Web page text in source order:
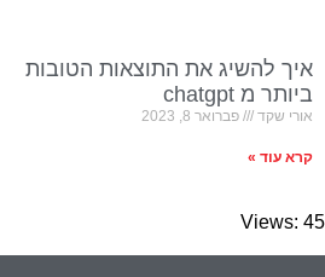
איך להשיג את התוצאות הטובות
ביותר מ chatgpt
אורי שקד פברואר 8, 2023
קרא עוד »
Views: 45